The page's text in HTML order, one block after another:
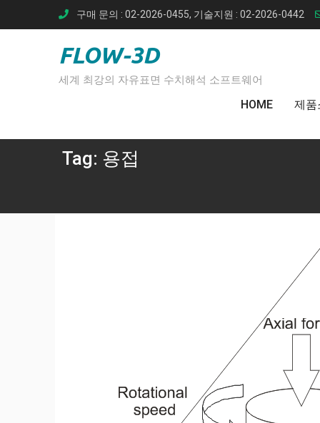
to
구매 문의 : 02-2026-0455, 기술지원 : 02-2026-0442
FLOW-3D
세계 최강의 자유표면 수치해석 소프트웨어
HOME 제품
Tag: 용접